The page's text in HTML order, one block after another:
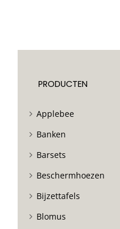
PRODUCTEN
Applebee
Banken
Barsets
Beschermhoezen
Bijzettafels
Blomus